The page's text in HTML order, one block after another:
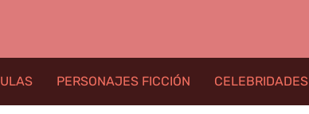
PERSONAJES FICCIÓN CELEBRIDADES